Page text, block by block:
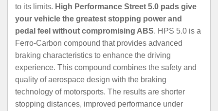
to its limits. High Performance Street 5.0 pads give
your vehicle the greatest stopping power and
pedal feel without compromising ABS. HPS 5.0 is a
Ferro-Carbon compound that provides advanced
braking characteristics to enhance the driving
experience. This compound combines the safety and
quality of aerospace design with the braking
technology of motorsports. The results are shorter
stopping distances, improved performance under